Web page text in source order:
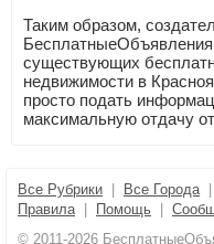
Таким образом,
существующих
недвижимости в
просто подать
максимальную отдачу
Все Рубрики Все Города|
Правила| Помощь
© 2011-2026